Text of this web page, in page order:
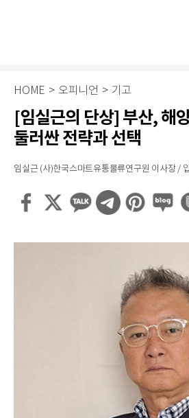
HOME > 오피니언 > 기고
[임실근의 단상] 부산, 해
둘러싼 전략과 선택
임실근 (사)한국스마트유통물류연구원 이사장 /